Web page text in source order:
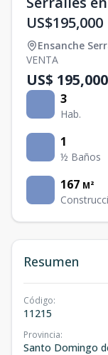
US$195,000
Ensanche
VENTA
US$ 195,000
3
Hab.
1
½ Baños
167 M²
Resumen
Código:
11215
Provincia:
Santo Domingo